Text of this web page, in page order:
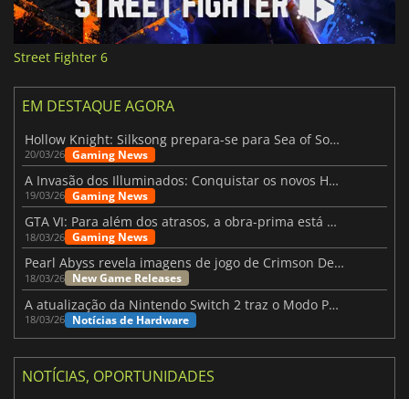
Street Fighter 6
EM DESTAQUE AGORA
Hollow Knight: Silksong prepara-se para Sea of Sorrow com um patch
20/03/26 Gaming News
A Invasão dos Illuminados: Conquistar os novos Helldivers 2 Atualização!
19/03/26 Gaming News
GTA VI: Para além dos atrasos, a obra-prima está quase a chegar
18/03/26 Gaming News
Pearl Abyss revela imagens de jogo de Crimson Desert para a PS5
18/03/26 New Game Releases
A atualização da Nintendo Switch 2 traz o Modo Portátil aos jogos mais antigos da Switch
18/03/26 Notícias de Hardware
NOTÍCIAS, OPORTUNIDADES